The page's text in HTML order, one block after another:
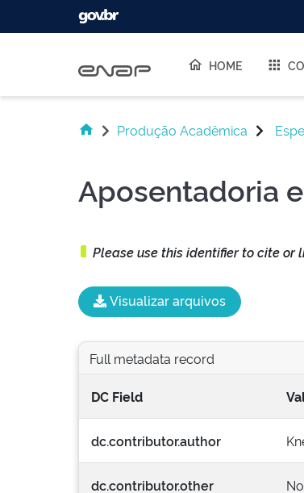
HOME
Produção Acadêmica
Aposentadoria
Please use this identifier to cite or
Visualizar arquivos
Full metadata record
DC Field
dc.contributor.author
dc.contributor.other